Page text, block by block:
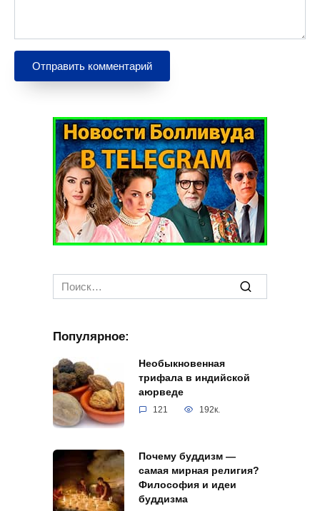
Search
for:
Популярное:
Необыкновенная
трифала в индийской
аюрведе
121 192к.
Почему буддизм —
самая мирная религия?
Философия и идеи
буддизма